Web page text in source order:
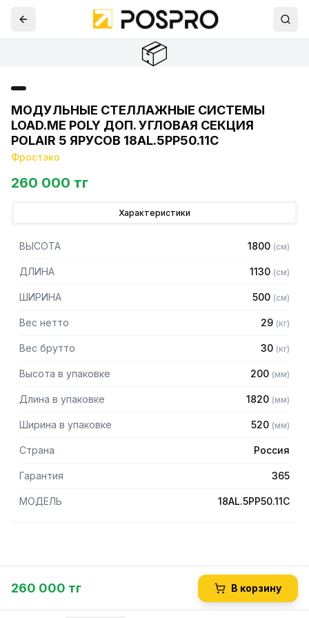
📦
МОДУЛЬНЫЕ СТЕЛЛАЖНЫЕ СИСТЕМЫ
LOAD.ME POLY ДОП. УГЛОВАЯ СЕКЦИЯ
POLAIR 5 ЯРУСОВ 18AL.5PP50.11C
Фростэко
260 000 тг
Характеристики
ВЫСОТА 1800 (см)
ДЛИНА 1130 (см)
ШИРИНА 500 (см)
Вес нетто 29 (кг)
Вес брутто 30 (кг)
Высота в упаковке 200 (мм)
Длина в упаковке 1820 (мм)
Ширина в упаковке 520 (мм)
Страна Россия
Гарантия 365
МОДЕЛЬ 18AL.5PP50.11C
260 000 тг В корзину